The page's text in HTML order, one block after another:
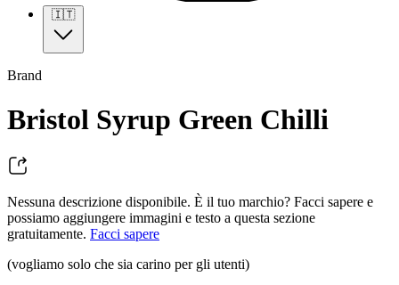
🇮🇹
Brand
Bristol Syrup Green Chilli
Nessuna descrizione disponibile. È il tuo marchio? Facci sapere e
possiamo aggiungere immagini e testo a questa sezione
gratuitamente. Facci sapere
(vogliamo solo che sia carino per gli utenti)